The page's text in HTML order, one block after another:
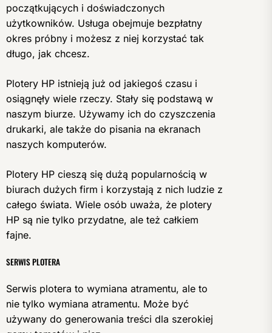
początkujących i doświadczonych
użytkowników. Usługa obejmuje bezpłatny
okres próbny i możesz z niej korzystać tak
długo, jak chcesz.
Plotery HP istnieją już od jakiegoś czasu i
osiągnęły wiele rzeczy. Stały się podstawą w
naszym biurze. Używamy ich do czyszczenia
drukarki, ale także do pisania na ekranach
naszych komputerów.
Plotery HP cieszą się dużą popularnością w
biurach dużych firm i korzystają z nich ludzie z
całego świata. Wiele osób uważa, że plotery
HP są nie tylko przydatne, ale też całkiem
fajne.
SERWIS PLOTERA
Serwis plotera to wymiana atramentu, ale to
nie tylko wymiana atramentu. Może być
używany do generowania treści dla szerokiej